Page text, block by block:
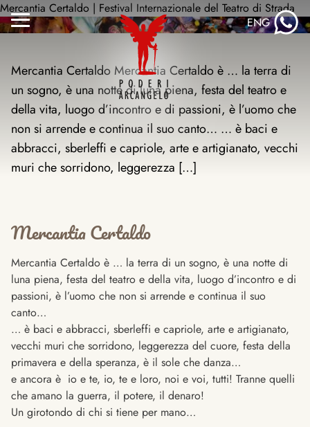
Salta
al
Attiva/disattiva
ENG
Mercantia Certaldo | Festival Internazionale del Teatro di Strada
Mercantia Certaldo Mercantia Certaldo è … la terra di
un sogno, è una notte di luna piena, festa del teatro e
della vita, luogo d’incontro e di passioni, è l’uomo che
non si arrende e continua il suo canto… … è baci e
abbracci, sberleffi e capriole, arte e artigianato, vecchi
muri che sorridono, leggerezza […]
Mercantia Certaldo
Mercantia Certaldo è … la terra di un sogno, è una notte di
luna piena, festa del teatro e della vita, luogo d’incontro e di
passioni, è l’uomo che non si arrende e continua il suo
canto…
… è baci e abbracci, sberleffi e capriole, arte e artigianato,
vecchi muri che sorridono, leggerezza del cuore, festa della
primavera e della speranza, è il sole che danza…
e ancora è io e te, io, te e loro, noi e voi, tutti! Tranne quelli
che amano la guerra, il potere, il denaro!
Un girotondo di chi si tiene per mano…